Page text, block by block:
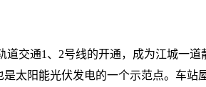
道交通1、2号线的开通，成为江城一
太阳能光伏发电的一个示范点。车站